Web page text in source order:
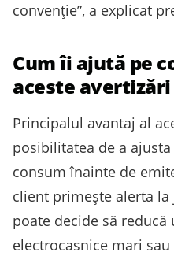
convenție”, a explicat
Cum îi ajută pe
aceste avertizări
Principalul avantaj al
posibilitatea de a
consum înainte de
client primește alerta
poate decide să
electrocasnice mari